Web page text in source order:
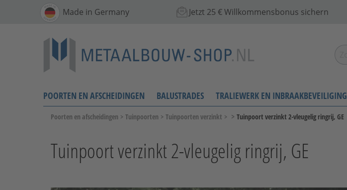
Made in Germany Jetzt 25 € Willkommensbonus sichern
POORTEN EN AFSCHEIDINGEN BALUSTRADES TRALIEWERK EN INBRAAKBEVEILIGING
Poorten en afscheidingen > Tuinpoorten > Tuinpoorten verzinkt > > Tuinpoort verzinkt 2-vleugelig ringrij, GE
Tuinpoort verzinkt 2-vleugelig ringrij, GE